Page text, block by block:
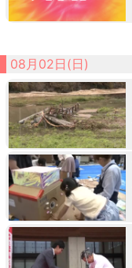
08月02日(日)